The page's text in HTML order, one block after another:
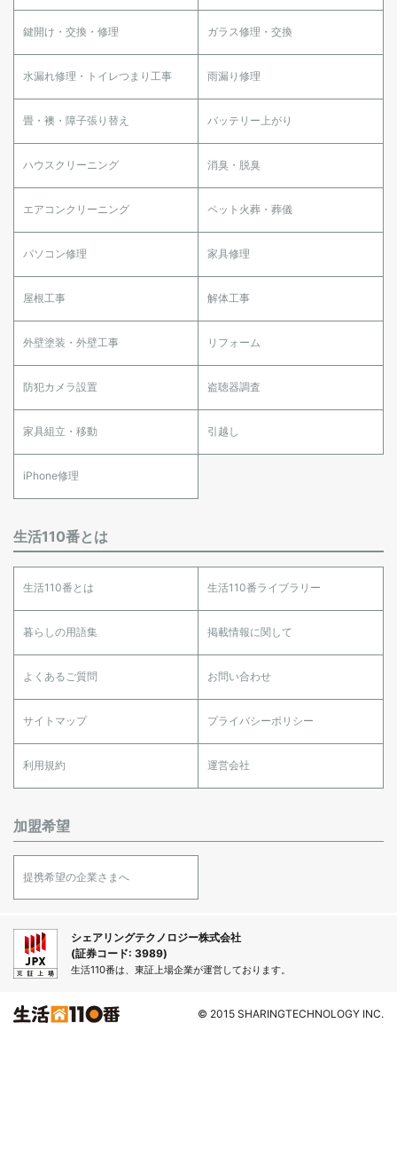
鍵開け・交換・修理 ガラス修理・交換
水漏れ修理・トイレつまり工事 雨漏り修理
畳・襖・障子張り替え バッテリー上がり
ハウスクリーニング 消臭・脱臭
エアコンクリーニング ペット火葬・葬儀
パソコン修理 家具修理
屋根工事 解体工事
外壁塗装・外壁工事 リフォーム
防犯カメラ設置 盗聴器調査
家具組立・移動 引越し
iPhone修理
生活110番とは
生活110番とは 生活110番ライブラリー
暮らしの用語集 掲載情報に関して
よくあるご質問 お問い合わせ
サイトマップ プライバシーポリシー
利用規約 運営会社
加盟希望
提携希望の企業さまへ
シェアリングテクノロジー株式会社
(証券コード: 3989)
生活110番は、東証上場企業が運営しております。
© 2015 SHARINGTECHNOLOGY INC.